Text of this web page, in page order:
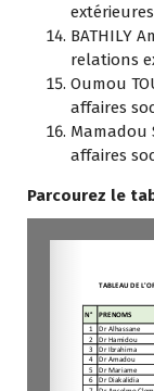
extérieures
BATHILY
relations
Oumou
affaires
Mamadou
affaires
Parcourez le